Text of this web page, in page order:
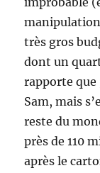
très gros
dont un
rapporte que
Sam, mais
reste du
près de 110
après le